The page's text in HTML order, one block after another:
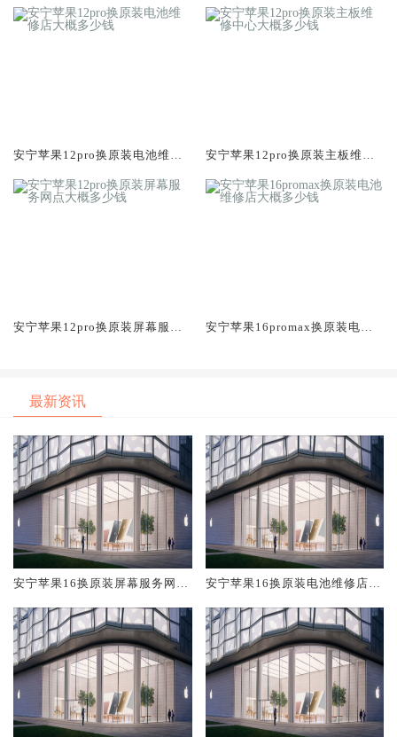
安宁苹果12pro换原装电池维修
安宁苹果12pro换原装主板维修
安宁苹果12pro换原装屏幕服务
安宁苹果16promax换原装电池
最新资讯
安宁苹果16换原装屏幕服务网点
安宁苹果16换原装电池维修店大